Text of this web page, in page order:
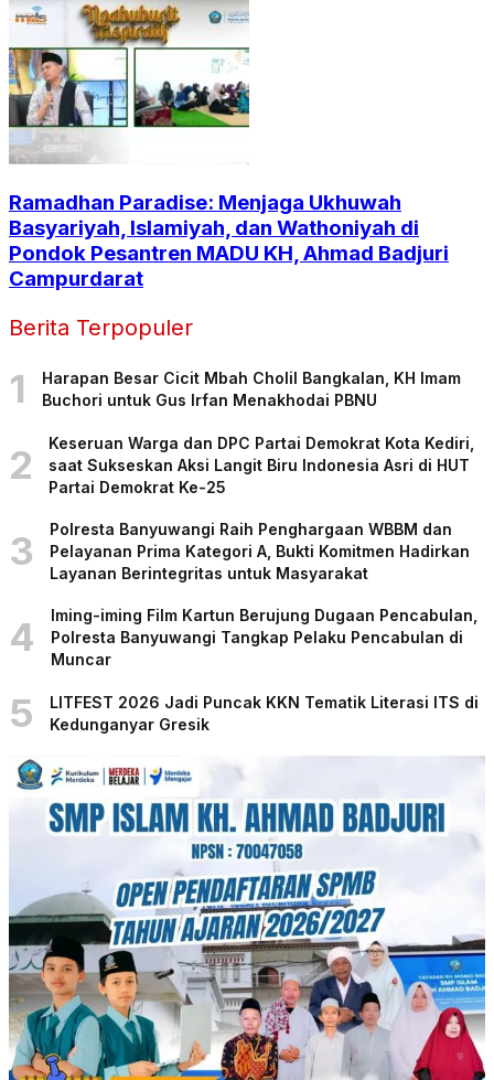
Ramadhan Paradise: Menjaga Ukhuwah
Basyariyah, Islamiyah, dan Wathoniyah di
Pondok Pesantren MADU KH, Ahmad Badjuri
Campurdarat
Berita Terpopuler
1
Harapan Besar Cicit Mbah Cholil Bangkalan, KH Imam
Buchori untuk Gus Irfan Menakhodai PBNU
2
Keseruan Warga dan DPC Partai Demokrat Kota Kediri,
saat Sukseskan Aksi Langit Biru Indonesia Asri di HUT
Partai Demokrat Ke-25
3
Polresta Banyuwangi Raih Penghargaan WBBM dan
Pelayanan Prima Kategori A, Bukti Komitmen Hadirkan
Layanan Berintegritas untuk Masyarakat
4
Iming-iming Film Kartun Berujung Dugaan Pencabulan,
Polresta Banyuwangi Tangkap Pelaku Pencabulan di
Muncar
5
LITFEST 2026 Jadi Puncak KKN Tematik Literasi ITS di
Kedunganyar Gresik